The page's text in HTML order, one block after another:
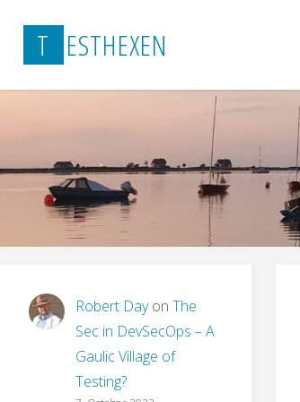
content
T ESTHEXEN
Robert Dayon The
Sec in DevSecOps – A
Gaulic Village of
Testing?